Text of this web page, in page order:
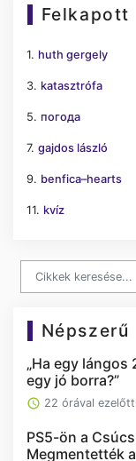
Felkapott
1. huth gergely
3. katasztrófa
5. погода
7. gajdos lászló
9. benfica–hearts
11. kvíz
Népszerű
„Ha egy
egy jó borra?”
22 órával ezelőtt
PS5-ön a
Megmentették